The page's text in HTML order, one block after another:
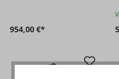
954,00 €*